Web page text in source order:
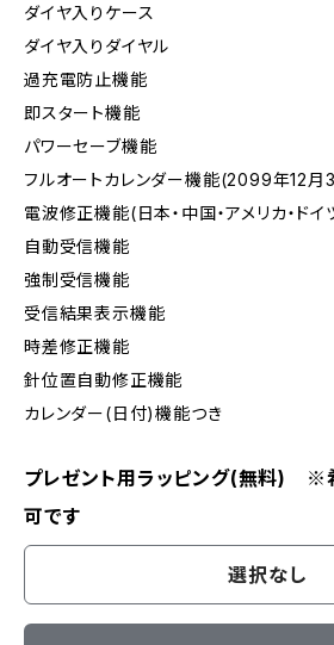
ダイヤ入りケース
ダイヤ入りダイヤル
過充電防止機能
即スタート機能
パワーセーブ機能
フルオートカレンダー機能(2099年12月
電波修正機能(日本・中国・アメリカ・ド
自動受信機能
強制受信機能
受信結果表示機能
時差修正機能
針位置自動修正機能
カレンダー(日付)機能つき
プレゼント用ラッピング(無料) ※
可です
選択なし